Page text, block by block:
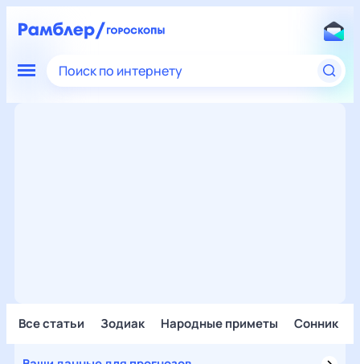
Поиск по интернету
Все статьи Зодиак Народные приметы Сонник